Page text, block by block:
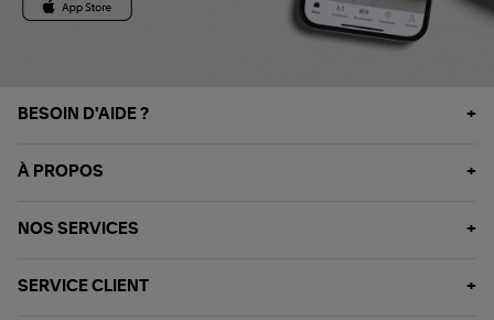
BESOIN D'AIDE ?
À PROPOS
NOS SERVICES
SERVICE CLIENT